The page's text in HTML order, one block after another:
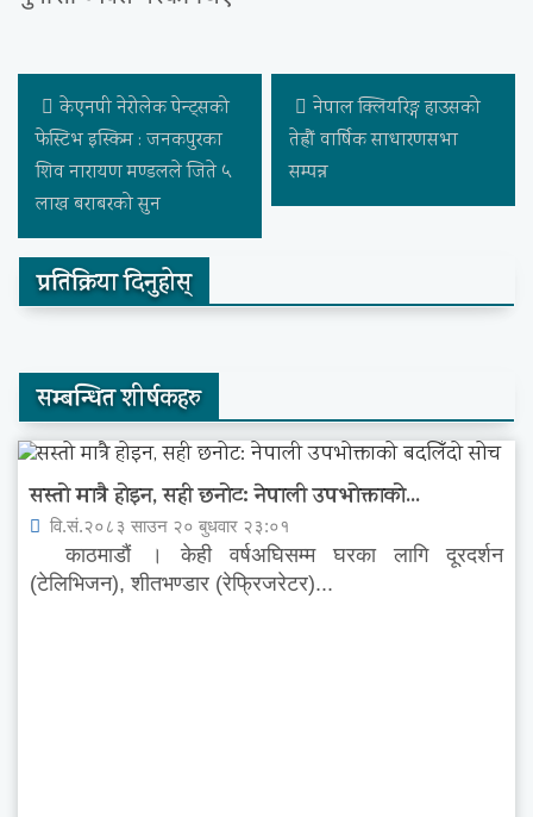
केएनपी नेरोलेक पेन्ट्सको
फेस्टिभ इस्किम : जनकपुरका
शिव नारायण मण्डलले जिते ५
लाख बराबरको सुन
नेपाल क्लियरिङ्ग हाउसको
तेह्रौं वार्षिक साधारणसभा
सम्पन्न
प्रतिक्रिया दिनुहोस्
सम्बन्धित शीर्षकहरु
सस्तो मात्रै होइन, सही छनोट: नेपाली उपभोक्ताको...
वि.सं.२०८३ साउन २० बुधवार २३:०१
काठमाडौं । केही वर्षअघिसम्म घरका लागि दूरदर्शन
(टेलिभिजन), शीतभण्डार (रेफ्रिजरेटर)...